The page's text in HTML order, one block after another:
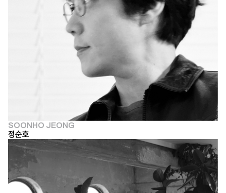
SOONHO JEONG
정순호